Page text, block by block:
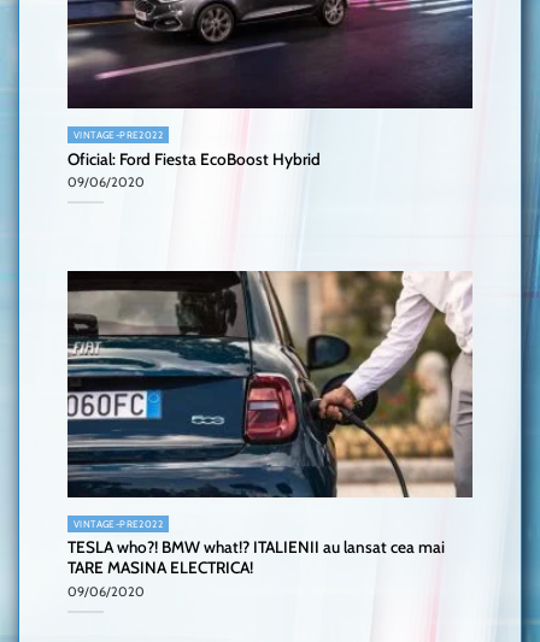
VINTAGE-PRE2022
Oficial: Ford Fiesta EcoBoost Hybrid
09/06/2020
VINTAGE-PRE2022
TESLA who?! BMW what!? ITALIENII au lansat cea mai
TARE MASINA ELECTRICA!
09/06/2020